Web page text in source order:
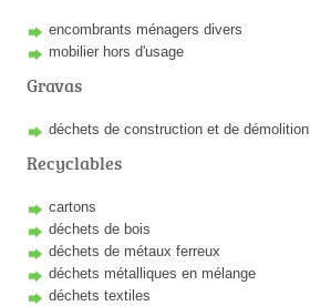
encombrants ménagers divers
mobilier hors d'usage
Gravas
déchets de construction et de démolition
Recyclables
cartons
déchets de bois
déchets de métaux ferreux
déchets métalliques en mélange
déchets textiles